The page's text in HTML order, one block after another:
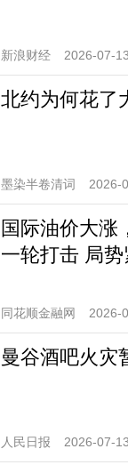
新浪财经 2026-07-
北约为何花了
墨染半卷清词 2026-
国际油价大涨
一轮打击 局
同花顺金融网 2026-
曼谷酒吧火灾
人民日报 2026-07-